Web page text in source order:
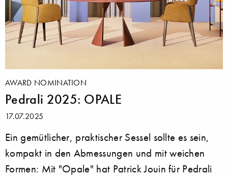
AWARD NOMINATION
Pedrali 2025: OPALE
17.07.2025
Ein gemütlicher, praktischer Sessel sollte es sein,
kompakt in den Abmessungen und mit weichen
Formen: Mit "Opale" hat Patrick Jouin für Pedrali